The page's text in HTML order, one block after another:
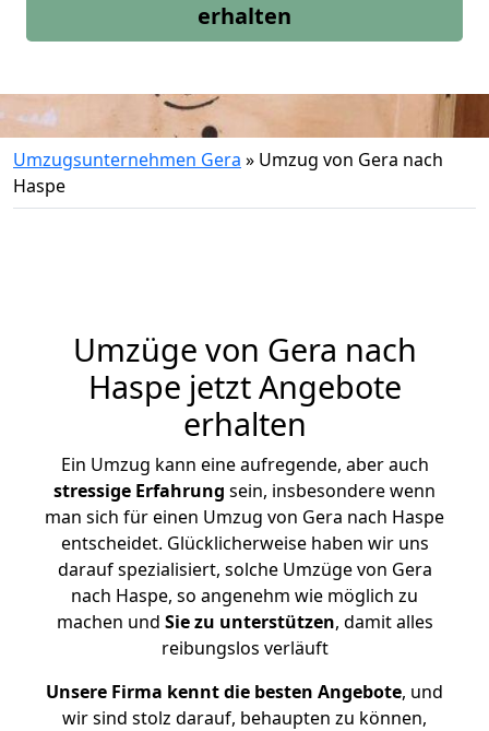
erhalten
Umzugsunternehmen Gera » Umzug von Gera nach
Haspe
Umzüge von Gera nach
Haspe jetzt Angebote
erhalten
Ein Umzug kann eine aufregende, aber auch
stressige Erfahrung sein, insbesondere wenn
man sich für einen Umzug von Gera nach Haspe
entscheidet. Glücklicherweise haben wir uns
darauf spezialisiert, solche Umzüge von Gera
nach Haspe, so angenehm wie möglich zu
machen und Sie zu unterstützen, damit alles
reibungslos verläuft
Unsere Firma kennt die besten Angebote, und
wir sind stolz darauf, behaupten zu können,